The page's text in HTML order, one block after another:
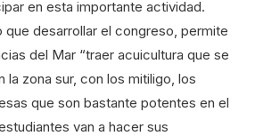
en esta importante actividad.
que desarrollar el congreso, permite
del Mar “traer acuicultura que se
la zona sur, con los mitiligo, los
que son bastante potentes en el
van a hacer sus